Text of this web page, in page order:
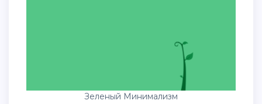
Зеленый Минимализм